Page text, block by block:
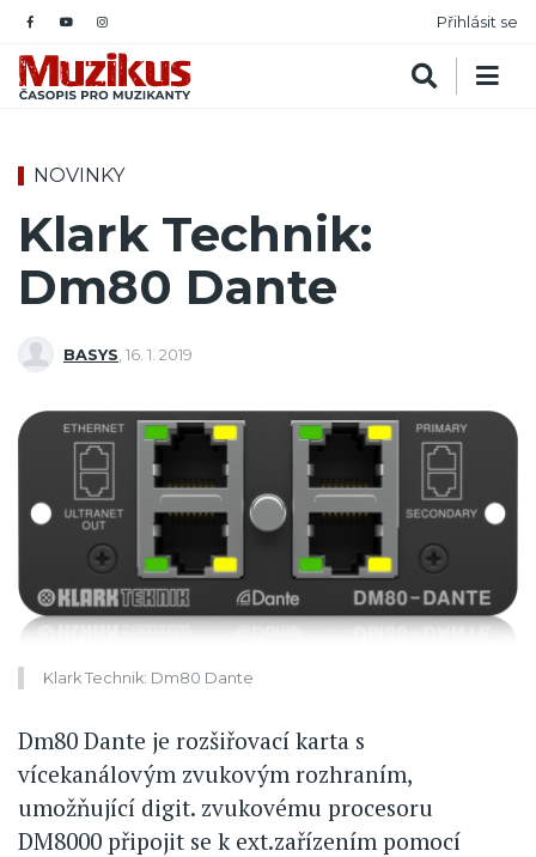
Přihlásit se
NOVINKY
Klark Technik:
Dm80 Dante
BASYS 16. 1. 2019
Klark Technik: Dm80 Dante
Dm80 Dante je rozšiřovací karta s
vícekanálovým zvukovým rozhraním,
umožňující digit. zvukovému procesoru
DM8000 připojit se k ext.zařízením pomocí